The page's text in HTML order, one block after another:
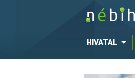
HIVATAL